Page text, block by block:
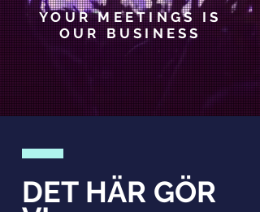
DET HÄR GÖR
YOUR MEETINGS IS
OUR BUSINESS